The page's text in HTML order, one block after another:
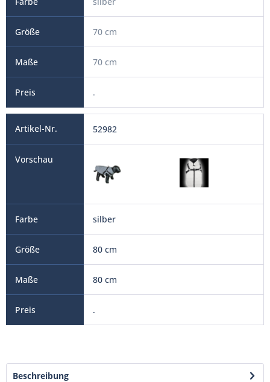
70 cm
70 cm
.
52982
silber
80 cm
80 cm
.
Beschreibung